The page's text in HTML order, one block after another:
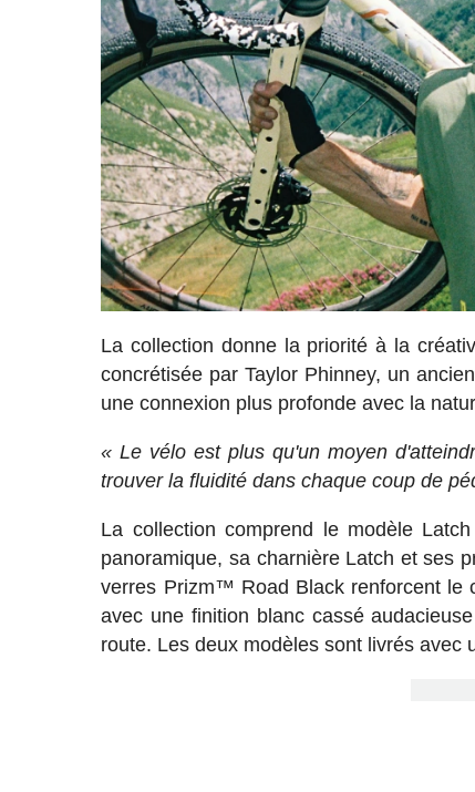
La collection donne la priorité à la
concrétisée par Taylor Phinney, un
une connexion plus profonde avec la
« Le vélo est plus qu'un moyen
trouver la fluidité dans chaque coup de
La collection comprend le modèle
panoramique, sa charnière Latch et ses
verres Prizm™ Road Black renforcent le
avec une finition blanc cassé
route. Les deux modèles sont livrés avec